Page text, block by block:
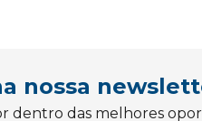
nossa
dentro das melhores